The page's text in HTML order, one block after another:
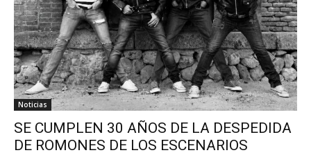
Noticias
SE CUMPLEN 30 AÑOS DE LA DESPEDIDA
DE ROMONES DE LOS ESCENARIOS